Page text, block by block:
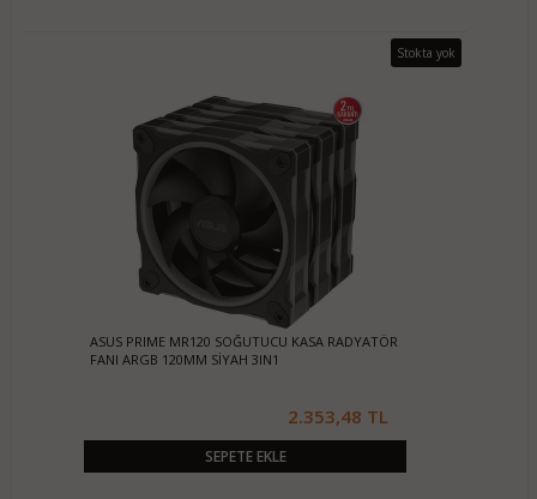
Stokta yok
ASUS PRIME MR120 SOĞUTUCU KASA RADYATÖR
FANI ARGB 120MM SİYAH 3IN1
2.353,48 TL
SEPETE EKLE